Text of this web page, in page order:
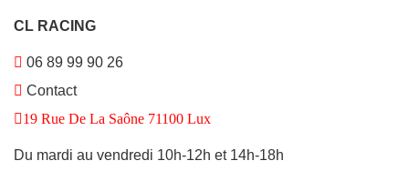
CL RACING
06 89 99 90 26
Contact
19 Rue De La Saône 71100 Lux
Du mardi au vendredi 10h-12h et 14h-18h